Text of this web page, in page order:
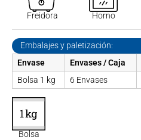
Freidora Horno
Embalajes y paletización:
Envase Envases / Caja
Bolsa 1 kg
6 Envases
Bolsa